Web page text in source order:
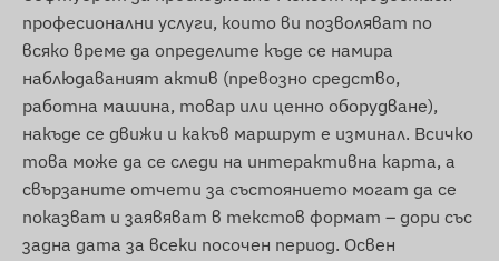
SIM адаптер
Предпазен калъф
Условия за работа
За нормална работа устройството се нуждае
от активна връзка със сателитните
системи за позициониране и GSM/4G мрежата
на мобилния оператор. Това позволява
събиране и предаване на данни и комуникация
професионални услуги, които ви позволяват по
всяко време да определите къде се намира
наблюдаваният актив (превозно средство,
работна машина, товар или ценно оборудване),
накъде се движи и какъв маршрут е изминал. Всичко
това може да се следи на интерактивна карта, а
свързаните отчети за състоянието могат да се
показват и заявяват в текстов формат – дори със
задна дата за всеки посочен период. Освен